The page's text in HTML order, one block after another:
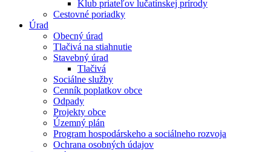
Klub priateľov lučatínskej prírody
Cestovné poriadky
Úrad
Obecný úrad
Tlačivá na stiahnutie
Stavebný úrad
Tlačivá
Sociálne služby
Cenník poplatkov obce
Odpady
Projekty obce
Územný plán
Program hospodárskeho a sociálneho rozvoja
Ochrana osobných údajov